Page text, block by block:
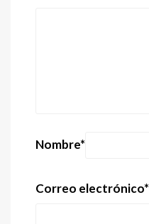
Nombre*
Correo electrónico*